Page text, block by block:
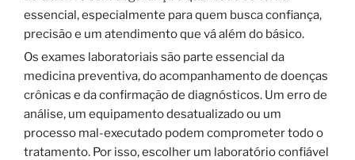
essencial, especialmente para quem busca confiança,
precisão e um atendimento que vá além do básico.
Os exames laboratoriais são parte essencial da
medicina preventiva, do acompanhamento de doenças
crônicas e da confirmação de diagnósticos. Um erro de
análise, um equipamento desatualizado ou um
processo mal-executado podem comprometer todo o
tratamento. Por isso, escolher um laboratório confiável